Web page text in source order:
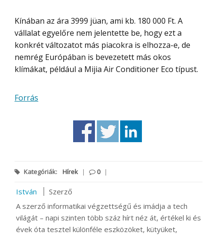
Kínában az ára 3999 jüan, ami kb. 180 000 Ft. A
vállalat egyelőre nem jelentette be, hogy ezt a
konkrét változatot más piacokra is elhozza-e, de
nemrég Európában is bevezetett más okos
klímákat, például a Mijia Air Conditioner Eco típust.
Forrás
Kategóriák: Hírek | 0 |
István
Szerző
A szerző informatikai végzettségű és imádja a tech
világát – napi szinten több száz hírt néz át, értékel ki és
évek óta tesztel különféle eszközöket, kütyüket,